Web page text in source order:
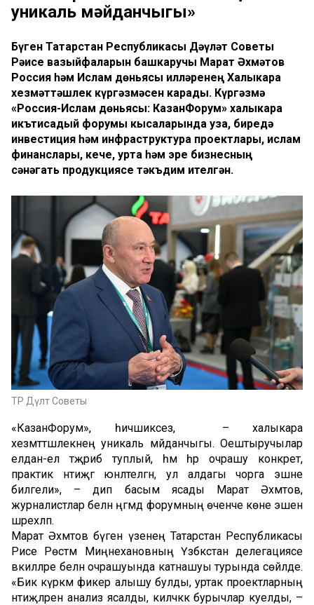
уникаль мәйданчыгы»
Бүген Татарстан Республикасы Дәүләт Советы
Рәисе вазыйфаларын башкаручы Марат Әхмәтов
Россия һәм Ислам дөньясы илләренең Халыкара
хезмәттәшлек күргәзмәсен карады. Күргәзмә
«Россия-Ислам дөньясы: КазанФорум» халыкара
икътисадый форумы кысаларында уза, биредә
инвестиция һәм инфраструктура проектлары, ислам
финанслары, кече, урта һәм эре бизнесның
сәнәгать продукциясе тәкъдим ителгән.
ТР Дәүләт Советы
«КазанФорум», һичшиксез, – халыкара
хезмәттәшлекнең уникаль мәйданчыгы. Оештыручылар
елдан-ел тәҗрибә туплый, һәм һәр очрашу конкрет,
практик нәтиҗәгә юнәлтелгән, ул алдагы чорга эшне
билгели», – дип басым ясады Марат Әхмәтов,
журналистлар белән әңгәмәдә форумның өченче көне эшен
шәрехләп.
Марат Әхмәтов бүген үзенең Татарстан Республикасы
Рәисе Рөстәм Миңнехановның Үзбәкстан делегациясе
вәкилләре белән очрашуында катнашуы турында сөйләде.
«Бик күркәм фикер алышу булды, уртак проектларның
нәтиҗәләренә анализ ясалды, киләчәккә бурычлар куелды, –